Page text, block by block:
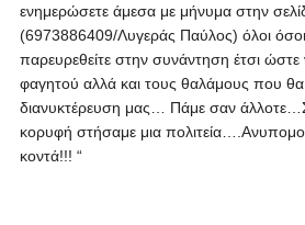
ενημερώσετε άμεσα με μήνυμα στην
(6973886409/Λυγεράς Παύλος) όλοι
παρευρεθείτε στην συνάντηση έτσι
φαγητού αλλά και τους θαλάμους που θα
διανυκτέρευση μας… Πάμε σαν
κορυφή στήσαμε μια
κοντά!!! “